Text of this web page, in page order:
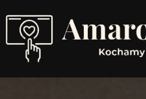
to
Content